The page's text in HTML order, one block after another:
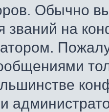
Обычно
званий на